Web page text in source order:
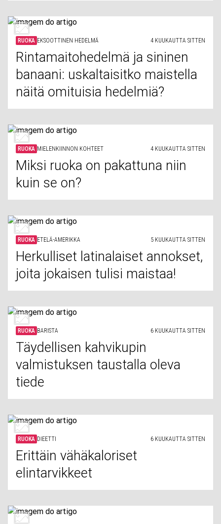
RUOKA EKSOOTTINEN HEDELMÄ 4 KUUKAUTTA SITTEN
Rintamaitohedelmä ja sininen
banaani: uskaltaisitko maistella
näitä omituisia hedelmiä?
RUOKA MIELENKIINNON KOHTEET 4 KUUKAUTTA SITTEN
Miksi ruoka on pakattuna niin
kuin se on?
RUOKA ETELÄ-AMERIKKA 5 KUUKAUTTA SITTEN
Herkulliset latinalaiset annokset,
joita jokaisen tulisi maistaa!
RUOKA BARISTA 6 KUUKAUTTA SITTEN
Täydellisen kahvikupin
valmistuksen taustalla oleva
tiede
RUOKA DIEETTI 6 KUUKAUTTA SITTEN
Erittäin vähäkaloriset
elintarvikkeet